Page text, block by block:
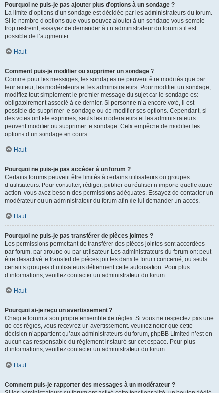
Pourquoi ne puis-je pas ajouter plus d’options à un sondage ?
La limite d’options d’un sondage est décidée par les administrateurs du forum.
Si le nombre d’options que vous pouvez ajouter à un sondage vous semble
trop restreint, essayez de demander à un administrateur du forum s’il est
possible de l’augmenter.
Haut
Comment puis-je modifier ou supprimer un sondage ?
Comme pour les messages, les sondages ne peuvent être modifiés que par
leur auteur, les modérateurs et les administrateurs. Pour modifier un sondage,
modifiez tout simplement le premier message du sujet car le sondage est
obligatoirement associé à ce dernier. Si personne n’a encore voté, il est
possible de supprimer le sondage ou de modifier ses options. Cependant, si
des votes ont été exprimés, seuls les modérateurs et les administrateurs
peuvent modifier ou supprimer le sondage. Cela empêche de modifier les
options d’un sondage en cours.
Haut
Pourquoi ne puis-je pas accéder à un forum ?
Certains forums peuvent être limités à certains utilisateurs ou groupes
d’utilisateurs. Pour consulter, rédiger, publier ou réaliser n’importe quelle autre
action, vous avez besoin des permissions adéquates. Essayez de contacter un
modérateur ou un administrateur du forum afin de lui demander un accès.
Haut
Pourquoi ne puis-je pas transférer de pièces jointes ?
Les permissions permettant de transférer des pièces jointes sont accordées
par forum, par groupe ou par utilisateur. Les administrateurs du forum ont peut-
être désactivé le transfert de pièces jointes dans le forum concerné, ou seuls
certains groupes d’utilisateurs détiennent cette autorisation. Pour plus
d’informations, veuillez contacter un administrateur du forum.
Haut
Pourquoi ai-je reçu un avertissement ?
Chaque forum a son propre ensemble de règles. Si vous ne respectez pas une
de ces règles, vous recevrez un avertissement. Veuillez noter que cette
décision n’appartient qu’aux administrateurs du forum, phpBB Limited n’est en
aucun cas responsable du règlement instauré sur cet espace. Pour plus
d’informations, veuillez contacter un administrateur du forum.
Haut
Comment puis-je rapporter des messages à un modérateur ?